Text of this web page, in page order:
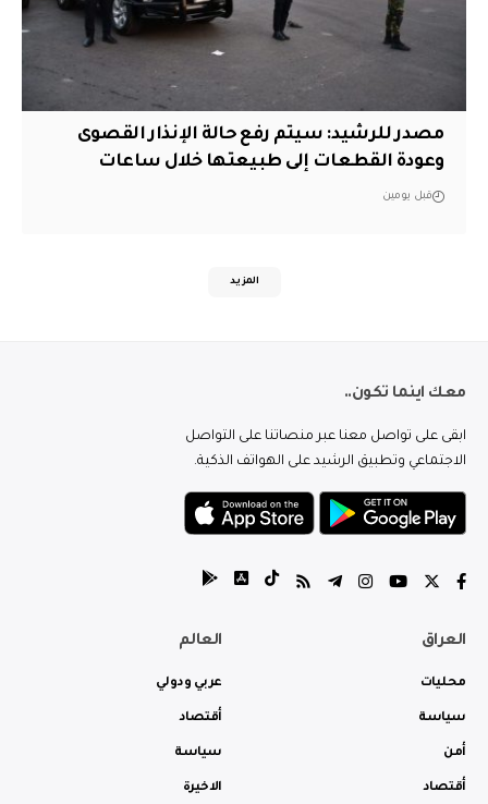
مصدر للرشيد: سيتم رفع حالة الإنذار القصوى
وعودة القطعات إلى طبيعتها خلال ساعات
قبل يومين
المزيد
معك اينما تكون..
ابقى على تواصل معنا عبر منصاتنا على التواصل
الاجتماعي وتطبيق الرشيد على الهواتف الذكية.
العراق
محليات
سياسة
أمن
أقتصاد
العالم
عربي ودولي
أقتصاد
سياسة
الاخيرة